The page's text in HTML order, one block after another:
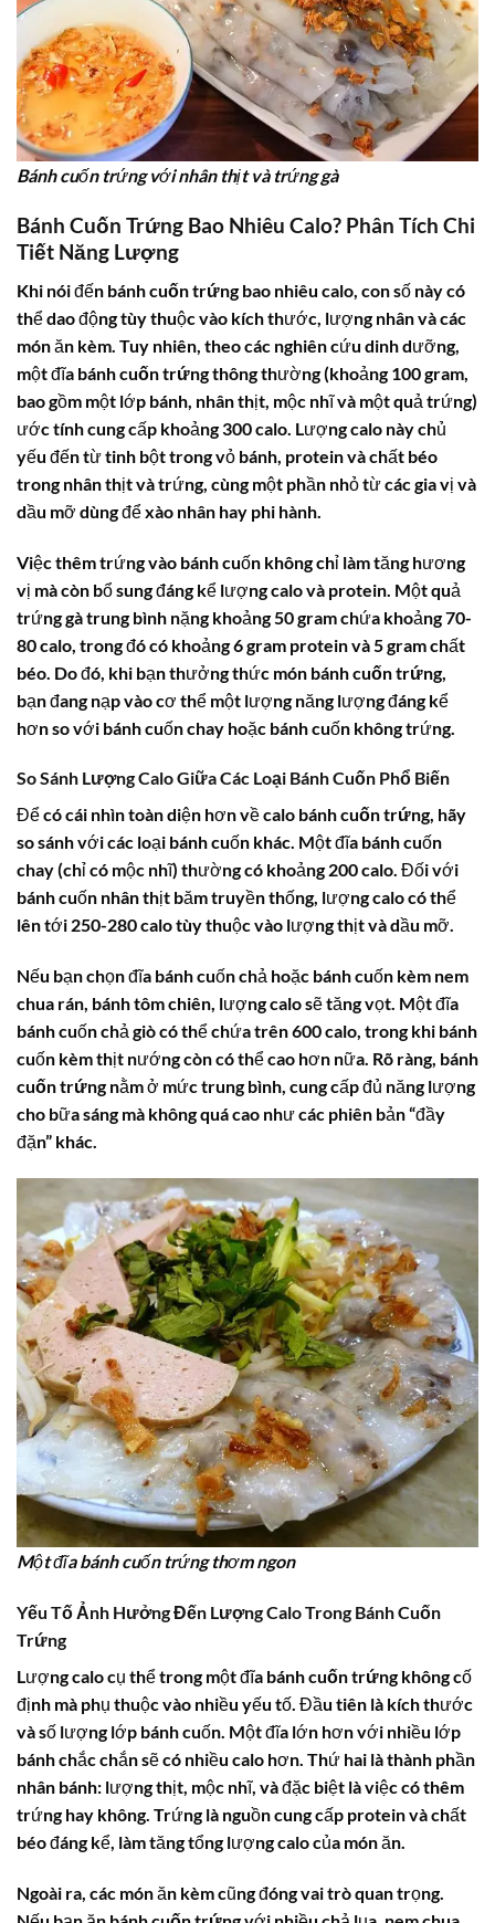
Bánh cuốn trứng với nhân thịt và trứng gà
Bánh Cuốn Trứng Bao Nhiêu Calo? Phân Tích Chi
Tiết Năng Lượng
Khi nói đến bánh cuốn trứng bao nhiêu calo , con số này có
thể dao động tùy thuộc vào kích thước, lượng nhân và các
món ăn kèm. Tuy nhiên, theo các nghiên cứu dinh dưỡng,
một đĩa bánh cuốn trứngthông thường (khoảng 100 gram,
bao gồm một lớp bánh, nhân thịt, mộc nhĩ và một quả trứng)
ước tính cung cấp khoảng300 calo . Lượng calo này chủ
yếu đến từ tinh bột trong vỏ bánh, protein và chất béo
trong nhân thịt và trứng, cùng một phần nhỏ từ các gia vị và
dầu mỡ dùng để xào nhân hay phi hành.
Việc thêm trứng vào bánh cuốn không chỉ làm tăng hương
vị mà còn bổ sung đáng kể lượng calo và protein. Một quả
trứng gà trung bình nặng khoảng 50 gram chứa khoảng 70-
80 calo, trong đó có khoảng 6 gram protein và 5 gram chất
béo. Do đó, khi bạn thưởng thức món bánh cuốn trứng,
bạn đang nạp vào cơ thể một lượng năng lượng đáng kể
hơn so với bánh cuốn chay hoặc bánh cuốn không trứng.
So Sánh Lượng Calo Giữa Các Loại Bánh Cuốn Phổ Biến
Để có cái nhìn toàn diện hơn vềcalo bánh cuốn trứng, hãy
so sánh với các loại bánh cuốn khác. Một đĩa bánh cuốn
chay (chỉ có mộc nhĩ) thường có khoảng 200 calo. Đối với
bánh cuốn nhân thịt băm truyền thống, lượng calo có thể
lên tới 250-280 calo tùy thuộc vào lượng thịt và dầu mỡ.
Nếu bạn chọn đĩa bánh cuốn chả hoặc bánh cuốn kèm nem
chua rán, bánh tôm chiên, lượng calo sẽ tăng vọt. Một đĩa
bánh cuốn chả giò có thể chứa trên 600 calo, trong khi bánh
cuốn kèm thịt nướng còn có thể cao hơn nữa. Rõ ràng, bánh
cuốn trứngnằm ở mức trung bình, cung cấp đủ năng lượng
cho bữa sáng mà không quá cao như các phiên bản “đầy
đặn” khác.
Một đĩa bánh cuốn trứng thơm ngon
Yếu Tố Ảnh Hưởng Đến Lượng Calo Trong Bánh Cuốn
Trứng
Lượng calo cụ thể trong một đĩa bánh cuốn trứngkhông cố
định mà phụ thuộc vào nhiều yếu tố. Đầu tiên là kích thước
và số lượng lớp bánh cuốn. Một đĩa lớn hơn với nhiều lớp
bánh chắc chắn sẽ có nhiều calo hơn. Thứ hai là thành phần
nhân bánh: lượng thịt, mộc nhĩ, và đặc biệt là việc có thêm
trứng hay không. Trứng là nguồn cung cấp protein và chất
béo đáng kể, làm tăng tổng lượng calo của món ăn.
Ngoài ra, các món ăn kèm cũng đóng vai trò quan trọng.